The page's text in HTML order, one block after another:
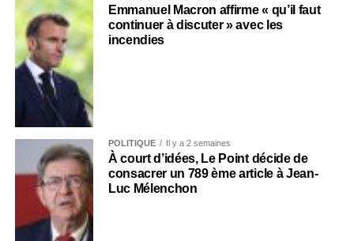
Emmanuel Macron affirme « qu’il faut
continuer à discuter » avec les
incendies
POLITIQUE Il y a 2 semaines
À court d’idées, Le Point décide de
consacrer un 789 ème article à Jean-
Luc Mélenchon